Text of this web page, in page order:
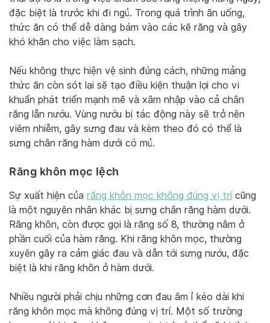
đặc biệt là trước khi đi ngủ. Trong quá trình ăn uống,
thức ăn có thể dễ dàng bám vào các kẽ răng và gây
khó khăn cho việc làm sạch.
Nếu không thực hiện vệ sinh đúng cách, những mảng
thức ăn còn sót lại sẽ tạo điều kiện thuận lợi cho vi
khuẩn phát triển mạnh mẽ và xâm nhập vào cả chân
răng lẫn nướu. Vùng nướu bị tác động này sẽ trở nên
viêm nhiễm, gây sưng đau và kèm theo đó có thể là
sưng chân răng hàm dưới có mủ.
Răng khôn mọc lệch
Sự xuất hiện của răng khôn mọc không đúng vị trícũng
là một nguyên nhân khác bị sưng chân răng hàm dưới.
Răng khôn, còn được gọi là răng số 8, thường nằm ở
phần cuối của hàm răng. Khi răng khôn mọc, thường
xuyên gây ra cảm giác đau và dẫn tới sưng nướu, đặc
biệt là khi răng khôn ở hàm dưới.
Nhiều người phải chịu những cơn đau âm ỉ kéo dài khi
răng khôn mọc mà không đúng vị trí. Một số trường